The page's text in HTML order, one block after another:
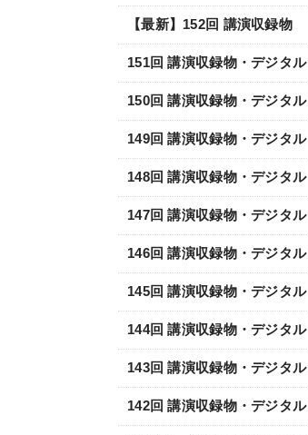
【最新】152回 講演収録物
151回 講演収録物・デジタル
150回 講演収録物・デジタル
149回 講演収録物・デジタル
148回 講演収録物・デジタル
147回 講演収録物・デジタル
146回 講演収録物・デジタル
145回 講演収録物・デジタル
144回 講演収録物・デジタル
143回 講演収録物・デジタル
142回 講演収録物・デジタル